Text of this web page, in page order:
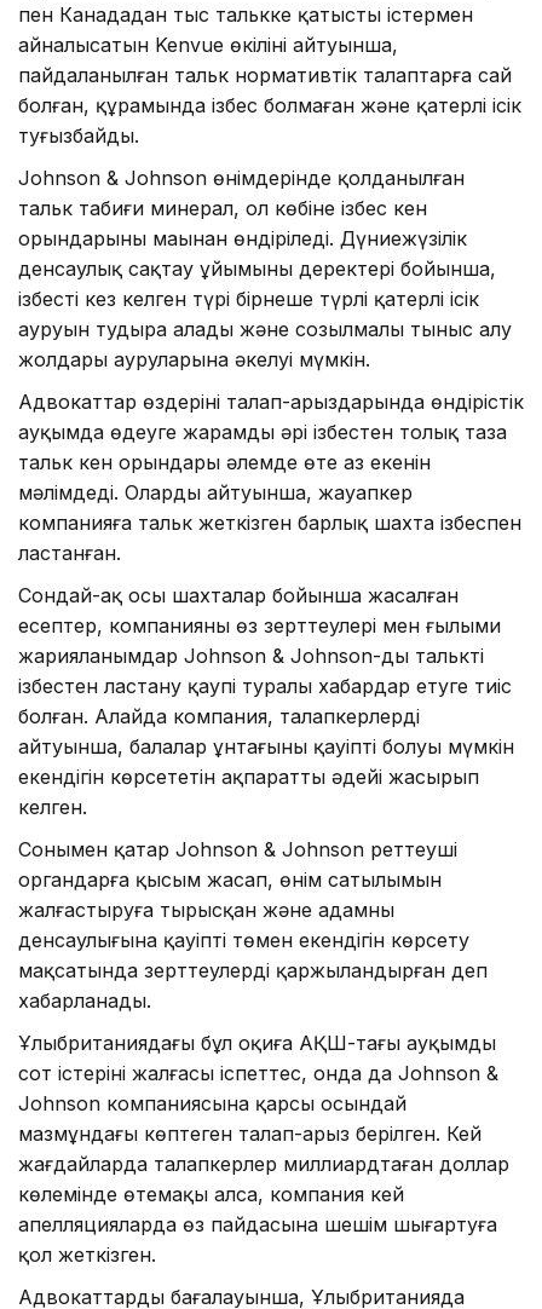
пен Канададан тыс талькке қатысты істермен
айналысатын Kenvue өкілінің айтуынша,
пайдаланылған тальк нормативтік талаптарға сай
болған, құрамында ізбес болмаған және қатерлі ісік
туғызбайды.
Johnson & Johnson өнімдерінде қолданылған
тальк табиғи минерал, ол көбіне ізбес кен
орындарының маңынан өндіріледі. Дүниежүзілік
денсаулық сақтау ұйымының деректері бойынша,
ізбестің кез келген түрі бірнеше түрлі қатерлі ісік
ауруын тудыра алады және созылмалы тыныс алу
жолдары ауруларына әкелуі мүмкін.
Адвокаттар өздерінің талап-арыздарында өндірістік
ауқымда өңдеуге жарамды әрі ізбестен толық таза
тальк кен орындары әлемде өте аз екенін
мәлімдеді. Олардың айтуынша, жауапкер
компанияға тальк жеткізген барлық шахта ізбеспен
ластанған.
Сондай-ақ осы шахталар бойынша жасалған
есептер, компанияның өз зерттеулері мен ғылыми
жарияланымдар Johnson & Johnson-ды тальктің
ізбестен ластану қаупі туралы хабардар етуге тиіс
болған. Алайда компания, талапкерлердің
айтуынша, балалар ұнтағының қауіпті болуы мүмкін
екендігін көрсететін ақпаратты әдейі жасырып
келген.
Сонымен қатар Johnson & Johnson реттеуші
органдарға қысым жасап, өнім сатылымын
жалғастыруға тырысқан және адамның
денсаулығына қауіптің төмен екендігін көрсету
мақсатында зерттеулерді қаржыландырған деп
хабарланады.
Ұлыбританиядағы бұл оқиға АҚШ-тағы ауқымды
сот істерінің жалғасы іспеттес, онда да Johnson &
Johnson компаниясына қарсы осындай
мазмұндағы көптеген талап-арыз берілген. Кей
жағдайларда талапкерлер миллиардтаған доллар
көлемінде өтемақы алса, компания кей
апелляцияларда өз пайдасына шешім шығартуға
қол жеткізген.
Адвокаттардың бағалауынша, Ұлыбританияда